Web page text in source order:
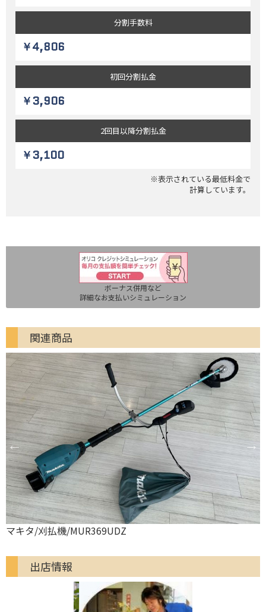
分割手数料
￥4,806
初回分割払金
￥3,906
2回目以降分割払金
￥3,100
※表示されている最低料金で
計算しています。
ボーナス併用など
詳細なお支払いシミュレーション
関連商品
マキタ/刈払機/MUR369UDZ
出店情報